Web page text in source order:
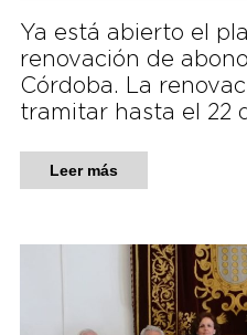
Ya está abierto el
renovación de
Córdoba. La
tramitar hasta el 22
Leer más